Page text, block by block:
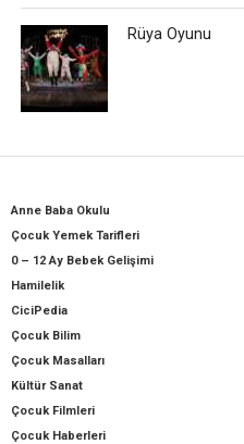
Rüya Oyunu
Anne Baba Okulu
Çocuk Yemek Tarifleri
0 – 12 Ay Bebek Gelişimi
Hamilelik
CiciPedia
Çocuk Bilim
Çocuk Masalları
Kültür Sanat
Çocuk Filmleri
Çocuk Haberleri